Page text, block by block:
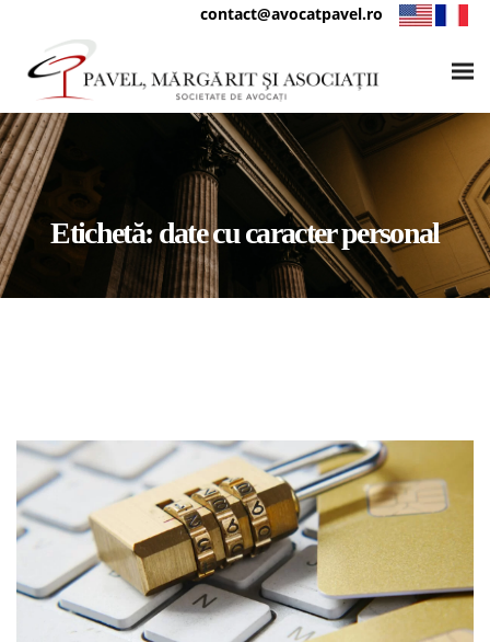
contact@avocatpavel.ro
Etichetă: date cu caracter personal